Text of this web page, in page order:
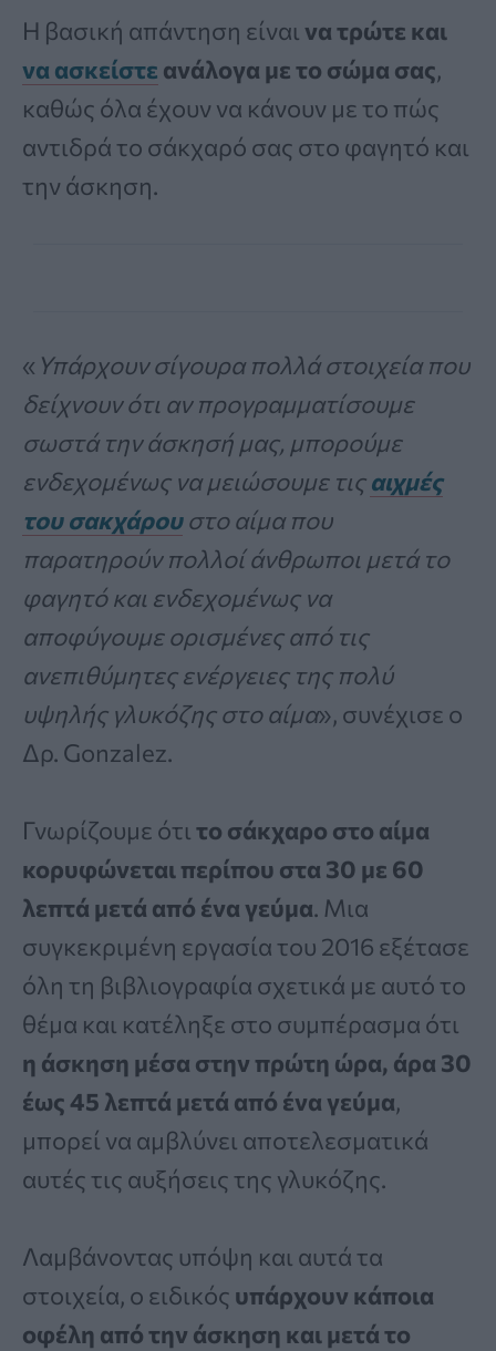
Η βασική απάντηση είναι να τρώτε και
να ασκείστε ανάλογα με το σώμα σας,
καθώς όλα έχουν να κάνουν με το πώς
αντιδρά το σάκχαρό σας στο φαγητό και
την άσκηση.
« Υπάρχουν σίγουρα πολλά στοιχεία που
δείχνουν ότι αν προγραμματίσουμε
σωστά την άσκησή μας, μπορούμε
ενδεχομένως να μειώσουμε τιςαιχμές
του σακχάρουστο αίμα που
παρατηρούν πολλοί άνθρωποι μετά το
φαγητό και ενδεχομένως να
αποφύγουμε ορισμένες από τις
ανεπιθύμητες ενέργειες της πολύ
υψηλής γλυκόζης στο αίμα», συνέχισε ο
Δρ. Gonzalez.
Γνωρίζουμε ότι το σάκχαρο στο αίμα
κορυφώνεται περίπου στα 30 με 60
λεπτά μετά από ένα γεύμα. Μια
συγκεκριμένη εργασία του 2016 εξέτασε
όλη τη βιβλιογραφία σχετικά με αυτό το
θέμα και κατέληξε στο συμπέρασμα ότι
η άσκηση μέσα στην πρώτη ώρα, άρα 30
έως 45 λεπτά μετά από ένα γεύμα,
μπορεί να αμβλύνει αποτελεσματικά
αυτές τις αυξήσεις της γλυκόζης.
Λαμβάνοντας υπόψη και αυτά τα
στοιχεία, ο ειδικός υπάρχουν κάποια
οφέλη από την άσκηση και μετά το